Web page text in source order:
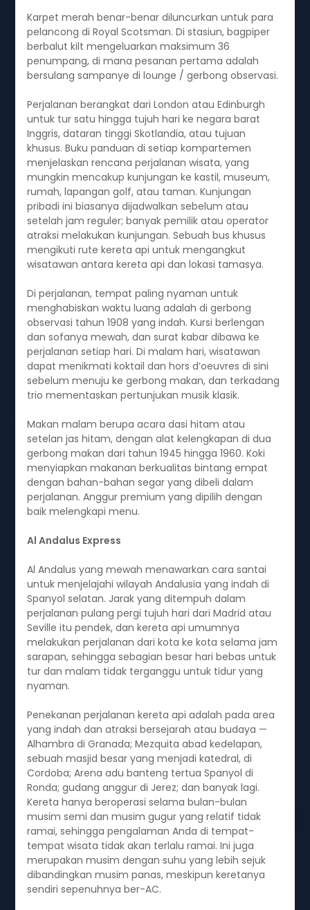
Karpet merah benar-benar diluncurkan untuk para
pelancong di Royal Scotsman. Di stasiun, bagpiper
berbalut kilt mengeluarkan maksimum 36
penumpang, di mana pesanan pertama adalah
bersulang sampanye di lounge / gerbong observasi.
Perjalanan berangkat dari London atau Edinburgh
untuk tur satu hingga tujuh hari ke negara barat
Inggris, dataran tinggi Skotlandia, atau tujuan
khusus. Buku panduan di setiap kompartemen
menjelaskan rencana perjalanan wisata, yang
mungkin mencakup kunjungan ke kastil, museum,
rumah, lapangan golf, atau taman. Kunjungan
pribadi ini biasanya dijadwalkan sebelum atau
setelah jam reguler; banyak pemilik atau operator
atraksi melakukan kunjungan. Sebuah bus khusus
mengikuti rute kereta api untuk mengangkut
wisatawan antara kereta api dan lokasi tamasya.
Di perjalanan, tempat paling nyaman untuk
menghabiskan waktu luang adalah di gerbong
observasi tahun 1908 yang indah. Kursi berlengan
dan sofanya mewah, dan surat kabar dibawa ke
perjalanan setiap hari. Di malam hari, wisatawan
dapat menikmati koktail dan hors d’oeuvres di sini
sebelum menuju ke gerbong makan, dan terkadang
trio mementaskan pertunjukan musik klasik.
Makan malam berupa acara dasi hitam atau
setelan jas hitam, dengan alat kelengkapan di dua
gerbong makan dari tahun 1945 hingga 1960. Koki
menyiapkan makanan berkualitas bintang empat
dengan bahan-bahan segar yang dibeli dalam
perjalanan. Anggur premium yang dipilih dengan
baik melengkapi menu.
Al Andalus Express
Al Andalus yang mewah menawarkan cara santai
untuk menjelajahi wilayah Andalusia yang indah di
Spanyol selatan. Jarak yang ditempuh dalam
perjalanan pulang pergi tujuh hari dari Madrid atau
Seville itu pendek, dan kereta api umumnya
melakukan perjalanan dari kota ke kota selama jam
sarapan, sehingga sebagian besar hari bebas untuk
tur dan malam tidak terganggu untuk tidur yang
nyaman.
Penekanan perjalanan kereta api adalah pada area
yang indah dan atraksi bersejarah atau budaya —
Alhambra di Granada; Mezquita abad kedelapan,
sebuah masjid besar yang menjadi katedral, di
Cordoba; Arena adu banteng tertua Spanyol di
Ronda; gudang anggur di Jerez; dan banyak lagi.
Kereta hanya beroperasi selama bulan-bulan
musim semi dan musim gugur yang relatif tidak
ramai, sehingga pengalaman Anda di tempat-
tempat wisata tidak akan terlalu ramai. Ini juga
merupakan musim dengan suhu yang lebih sejuk
dibandingkan musim panas, meskipun keretanya
sendiri sepenuhnya ber-AC.